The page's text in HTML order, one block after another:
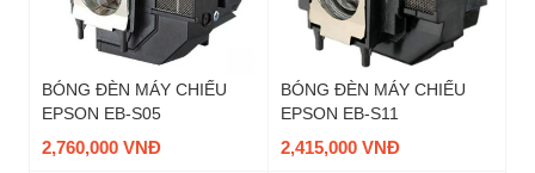
BÓNG ĐÈN MÁY CHIẾU
EPSON EB-S05
2,760,000 VNĐ
BÓNG ĐÈN MÁY CHIẾU
EPSON EB-S11
2,415,000 VNĐ